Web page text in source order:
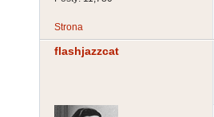
Strona
flashjazzcat